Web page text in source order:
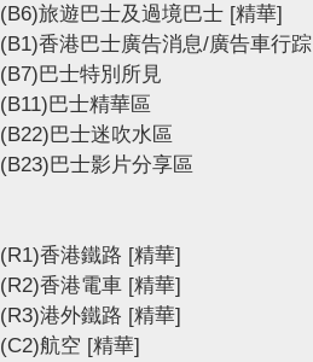
(B6)旅遊巴士及過境巴士 [精華]
(B1)香港巴士廣告消息/廣告車行踪
(B7)巴士特別所見
(B11)巴士精華區
(B22)巴士迷吹水區
(B23)巴士影片分享區
(R1)香港鐵路 [精華]
(R2)香港電車 [精華]
(R3)港外鐵路 [精華]
(C2)航空 [精華]